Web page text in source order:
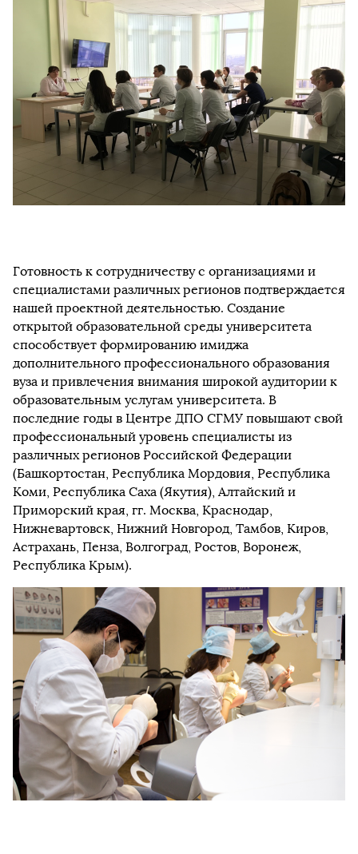
Готовность к сотрудничеству с организациями и
специалистами различных регионов подтверждается
нашей проектной деятельностью. Создание
открытой образовательной среды университета
способствует формированию имиджа
дополнительного профессионального образования
вуза и привлечения внимания широкой аудитории к
образовательным услугам университета. В
последние годы в Центре ДПО СГМУ повышают свой
профессиональный уровень специалисты из
различных регионов Российской Федерации
(Башкортостан, Республика Мордовия, Республика
Коми, Республика Саха (Якутия), Алтайский и
Приморский края, гг. Москва, Краснодар,
Нижневартовск, Нижний Новгород, Тамбов, Киров,
Астрахань, Пенза, Волгоград, Ростов, Воронеж,
Республика Крым).